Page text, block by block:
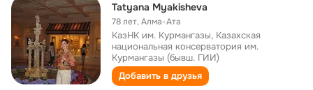
Tatyana Myakisheva
78 лет,Алма-Ата
КазНК им. Курмангазы, Казахская
национальная консерватория им.
Курмангазы (бывш. ГИИ)
Добавить в друзья